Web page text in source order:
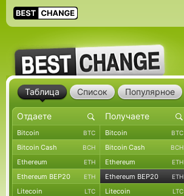
Таблица Список Популярное
Bitcoin BTC Bitcoin BTC
Bitcoin Cash BCH Bitcoin Cash BCH
Ethereum ETH Ethereum ETH
Ethereum BEP20 ETH Ethereum BEP20 ETH
Litecoin LTC Litecoin LTC